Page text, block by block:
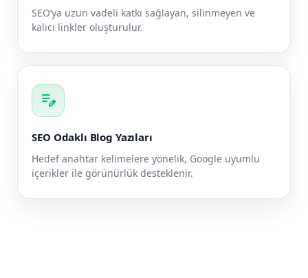
SEO’ya uzun vadeli katkı sağlayan, silinmeyen ve
kalıcı linkler oluşturulur.
edit_note
SEO Odaklı Blog Yazıları
Hedef anahtar kelimelere yönelik, Google uyumlu
içerikler ile görünürlük desteklenir.